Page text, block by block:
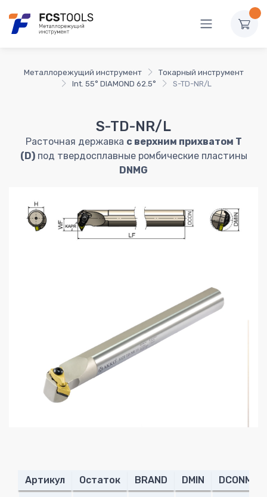
Металлорежущий инструмент
Токарный инструмент
Int. 55° DIAMOND 62.5°
S-TD-NR/L
S-TD-NR/L
Расточная державка с верхним прихватом T
(D)под твердосплавные ромбические пластины
DNMG
Артикул Остаток BRAND DMIN DCONMS